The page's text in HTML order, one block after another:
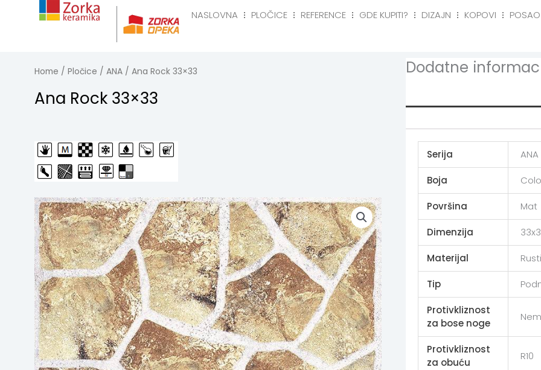
NASLOVNA PLOČICE REFERENCE GDE KUPITI? DIZAJN KOPOVI
POSAO
Naslovna
Home / Pločice / ANA / Ana Rock 33×33
Ana Rock 33×33
Dodatne
Serija ANA
Boja
Površina Mat
Dimenzija
Materijal
Tip
Protivkliznost
za bose noge
Protivkliznost
za obuću
R10